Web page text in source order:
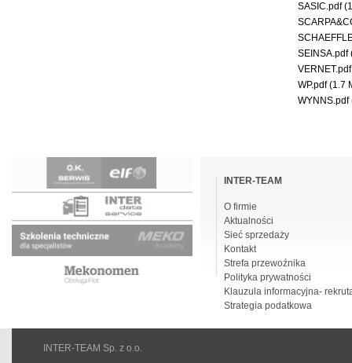
SASIC.pdf
SEINSA.pdf
WP.pdf(1.7
WYNNS.pdf
nawigacjeINTER-TEAM
O firmie
Aktualności
Sieć sprzedaży
Kontakt
Strefa przewoźnika
Polityka prywatności
Klauzula informacyjna-
Strategia podatkowa
INTER-TEAM Sp. z o.o.